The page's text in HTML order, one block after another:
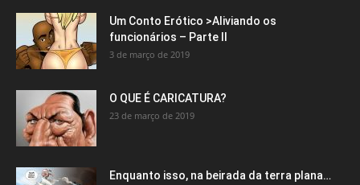
Um Conto Erótico >Aliviando os
funcionários – Parte II
3 de março de 2019
O QUE É CARICATURA?
23 de março de 2019
Enquanto isso, na beirada da terra plana…